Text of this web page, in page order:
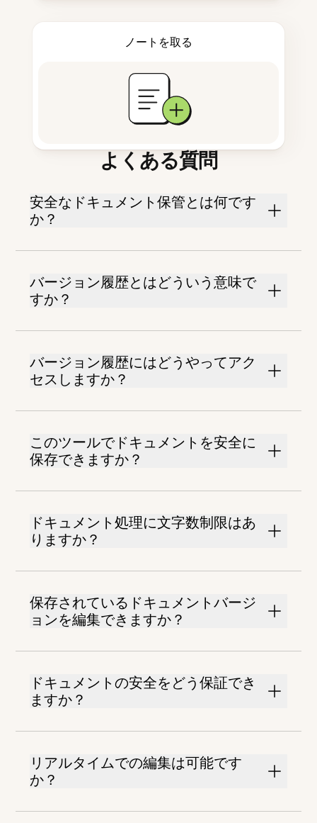
ノートを取る
よくある質問
安全なドキュメント保管とは何です
か？
バージョン履歴とはどういう意味で
すか？
バージョン履歴にはどうやってアク
セスしますか？
このツールでドキュメントを安全に
保存できますか？
ドキュメント処理に文字数制限はあ
りますか？
保存されているドキュメントバージ
ョンを編集できますか？
ドキュメントの安全をどう保証でき
ますか？
リアルタイムでの編集は可能です
か？